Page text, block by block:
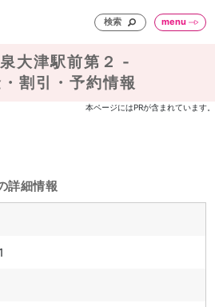
検索 menu
大津駅前第２ -
割引・予約情報
本ページにはPRが含まれています。
詳細情報